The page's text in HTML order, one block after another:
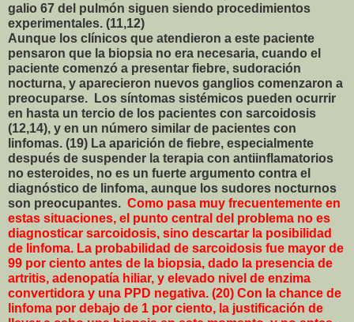
galio 67 del pulmón siguen siendo procedimientos
experimentales. (11,12)
Aunque los clínicos que atendieron a este paciente
pensaron que la biopsia no era necesaria, cuando el
paciente comenzó a presentar fiebre, sudoración
nocturna, y aparecieron nuevos ganglios comenzaron a
preocuparse. Los síntomas sistémicos pueden ocurrir
en hasta un tercio de los pacientes con sarcoidosis
(12,14), y en un número similar de pacientes con
linfomas. (19) La aparición de fiebre, especialmente
después de suspender la terapia con antiinflamatorios
no esteroides, no es un fuerte argumento contra el
diagnóstico de linfoma, aunque los sudores nocturnos
son preocupantes. Como pasa muy frecuentemente en
estas situaciones, el punto central del problema no es
diagnosticar sarcoidosis, sino descartar la posibilidad
de linfoma. La probabilidad de sarcoidosis fue mayor de
99 por ciento antes de la biopsia, dado la presencia de
artritis, adenopatía hiliar, y elevado nivel de enzima
convertidora y una PPD negativa. (20) Con la chance de
linfoma por debajo de 1 por ciento, la justificación de